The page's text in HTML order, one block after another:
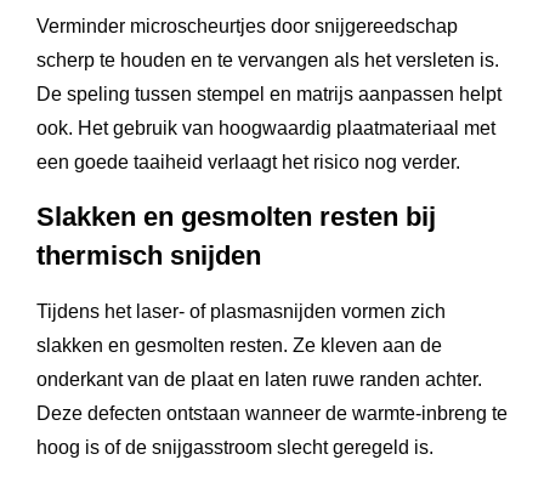
Verminder microscheurtjes door snijgereedschap
scherp te houden en te vervangen als het versleten is.
De speling tussen stempel en matrijs aanpassen helpt
ook. Het gebruik van hoogwaardig plaatmateriaal met
een goede taaiheid verlaagt het risico nog verder.
Slakken en gesmolten resten bij
thermisch snijden
Tijdens het laser- of plasmasnijden vormen zich
slakken en gesmolten resten. Ze kleven aan de
onderkant van de plaat en laten ruwe randen achter.
Deze defecten ontstaan wanneer de warmte-inbreng te
hoog is of de snijgasstroom slecht geregeld is.